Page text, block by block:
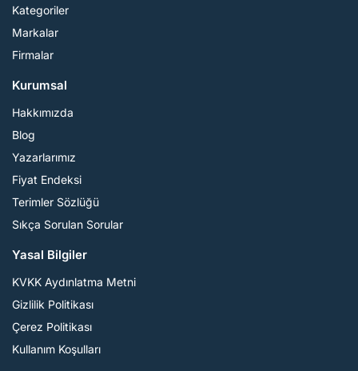
Kategoriler
Markalar
Firmalar
Kurumsal
Hakkımızda
Blog
Yazarlarımız
Fiyat Endeksi
Terimler Sözlüğü
Sıkça Sorulan Sorular
Yasal Bilgiler
KVKK Aydınlatma Metni
Gizlilik Politikası
Çerez Politikası
Kullanım Koşulları